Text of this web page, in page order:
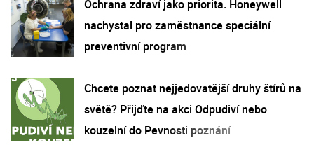
Ochrana zdraví jako priorita. Honeywell
nachystal pro zaměstnance speciální
preventivní program
Chcete poznat nejjedovatější druhy štírů na
světě? Přijďte na akci Odpudiví nebo
kouzelní do Pevnosti poznání